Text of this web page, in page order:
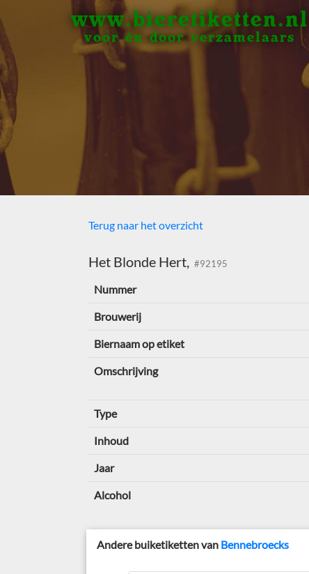
www.bieretiketten.nl
voor én door verzamelaars
Terug naar het overzicht
Het Blonde Hert, #92195
Nummer
Brouwerij
Biernaam op etiket
Omschrijving
Type
Inhoud
Jaar
Alcohol
Andere buiketiketten van Bennebroecks